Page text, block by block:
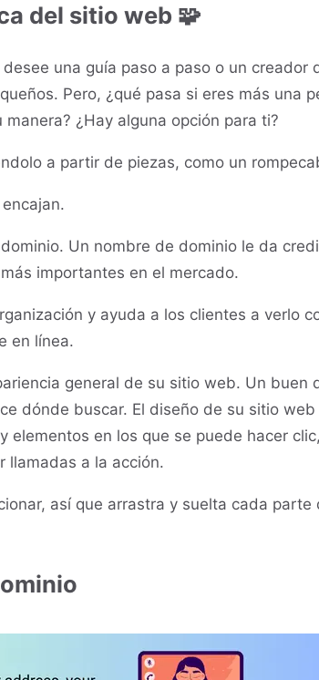
del sitio web 🧩
una guía paso a paso o un creador
Pero, ¿qué pasa si eres más una
¿Hay alguna opción para ti?
a partir de piezas, como un
Un nombre de dominio le da
importantes en el mercado.
y ayuda a los clientes a verlo
en línea.
general de su sitio web. Un buen
dónde buscar. El diseño de su sitio
elementos en los que se puede hacer
llamadas a la acción.
así que arrastra y suelta cada parte